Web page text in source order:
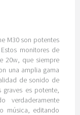
M30 son potentes
monitores de
20w, que siempre
una amplia gama
de sonido de
graves es potente,
verdaderamente
música, editando